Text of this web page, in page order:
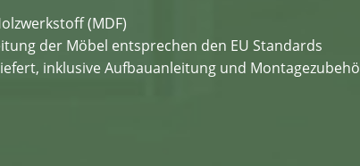
(MDF)
der Möbel entsprechen den EU Standards
inklusive Aufbauanleitung und Montagezubehö